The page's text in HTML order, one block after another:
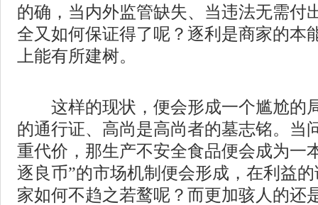
的确，当内外监管缺失、当违法无需付
全又如何保证得了呢？逐利是商家的本
上能有所建树。
这样的现状，便会形成一个尴尬的
的通行证、高尚是高尚者的墓志铭。当
重代价，那生产不安全食品便会成为一
逐良币”的市场机制便会形成，在利益
家如何不趋之若鹜呢？而更加骇人的还